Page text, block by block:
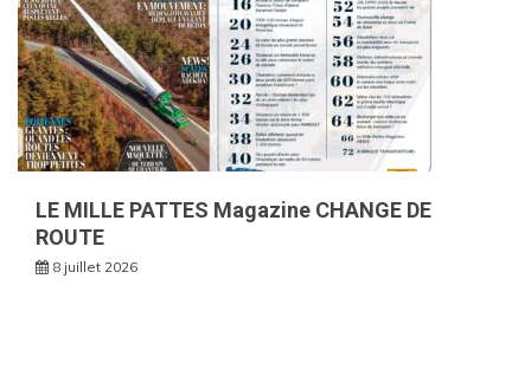
LE MILLE PATTES Magazine CHANGE DE
ROUTE
8 juillet 2026